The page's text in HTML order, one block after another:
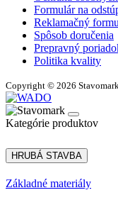
Formulár na
Reklamačný
Spôsob doručenia
Prepravný
Politika kvality
Copyright © 2026
Kategórie produktov
HRUBÁ STAVBA
Základné materiály